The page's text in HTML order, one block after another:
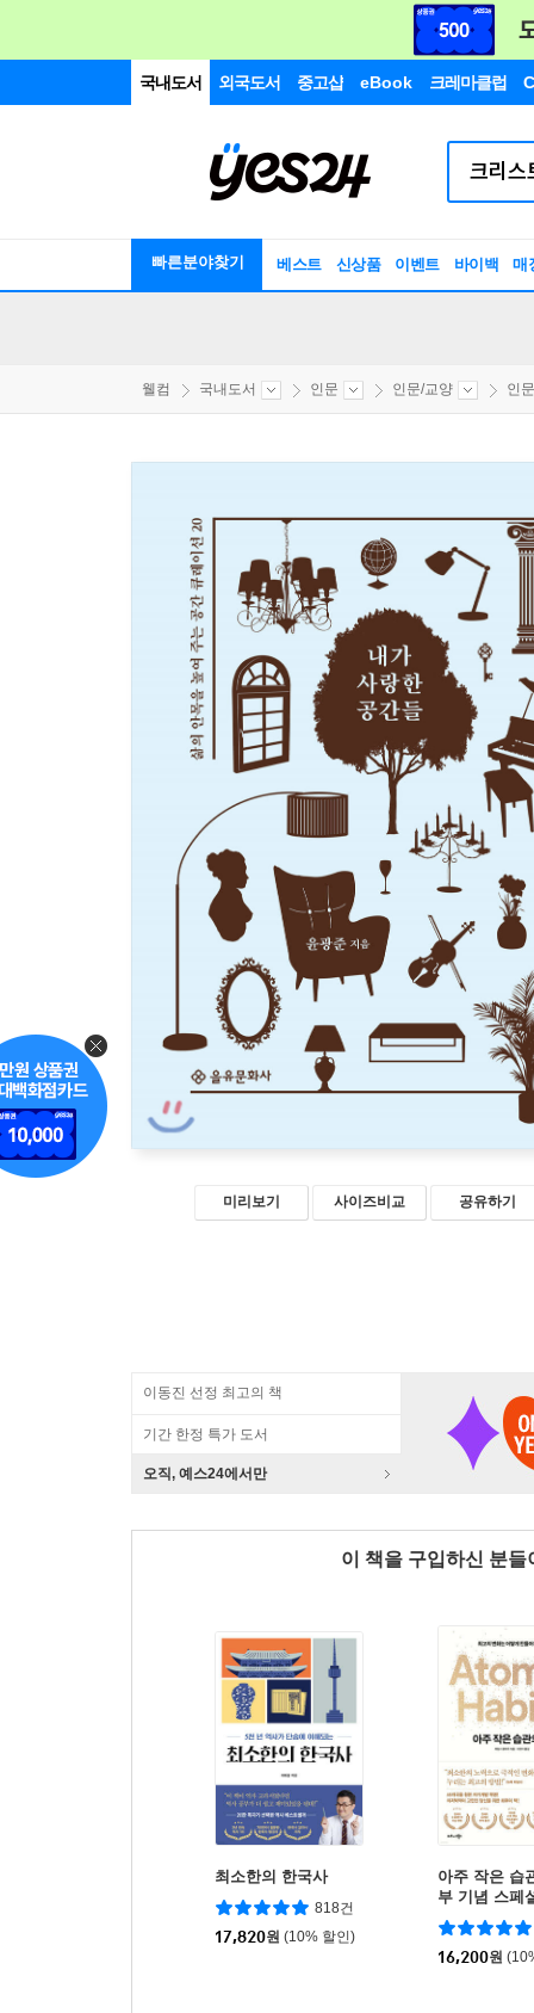
국내도서 외국도서 중고샵 eBook 크레마클럽
빠른분야찾기 베스트 신상품 이벤트 바이백 매
웰컴 국내도서 인문 인문/교양 인
미리보기 사이즈비교 공유하기
이동진 선정 최고의 책
기간 한정 특가 도서
오직, 예스24에서만
이 책을 구입하신 분
최소한의 한국사
818건
17,820원 (10% 할인)
아주 작은 습
부 기념 스페
16,200원